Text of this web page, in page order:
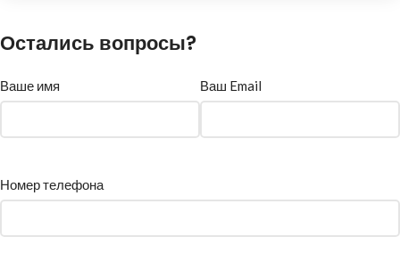
Остались вопросы?
Ваше имя Ваш Email
Номер телефона